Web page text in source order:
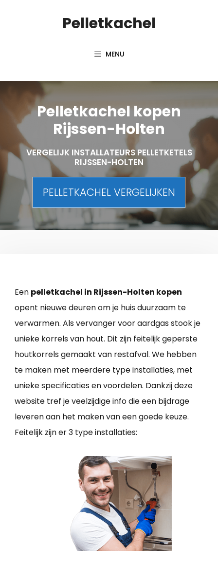
Pelletkachel
MENU
Pelletkachel kopen
Rijssen-Holten
VERGELIJK INSTALLATEURS PELLETKETELS
RIJSSEN-HOLTEN
PELLETKACHEL VERGELIJKEN
Een pelletkachel in Rijssen-Holten kopen
opent nieuwe deuren om je huis duurzaam te
verwarmen. Als vervanger voor aardgas stook je
unieke korrels van hout. Dit zijn feitelijk geperste
houtkorrels gemaakt van restafval. We hebben
te maken met meerdere type installaties, met
unieke specificaties en voordelen. Dankzij deze
website tref je veelzijdige info die een bijdrage
leveren aan het maken van een goede keuze.
Feitelijk zijn er 3 type installaties: